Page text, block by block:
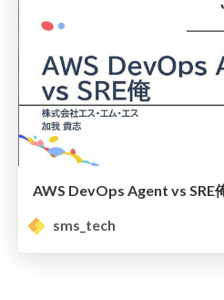
sms_tech